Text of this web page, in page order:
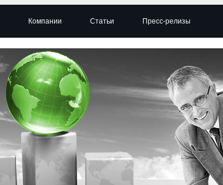
Компании Статьи Пресс-релизы